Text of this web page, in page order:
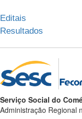
Editais
Resultados
Serviço Social do
Administração Regional